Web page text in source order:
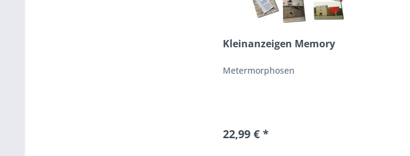
Kleinanzeigen Memory
Metermorphosen
22,99 € *